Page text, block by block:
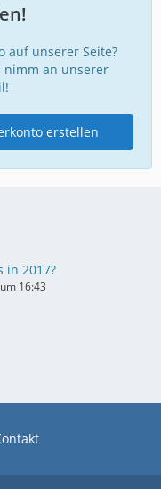
auf unserer Seite?
nimm an unserer
erstellen
in 2017?
16:43